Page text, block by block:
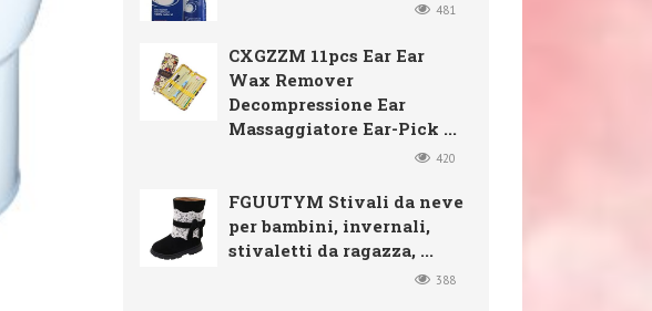
481
CXGZZM 11pcs Ear Ear
Wax Remover
Decompressione Ear
Massaggiatore Ear-Pick ...
420
FGUUTYM Stivali da neve
per bambini, invernali,
stivaletti da ragazza, ...
388